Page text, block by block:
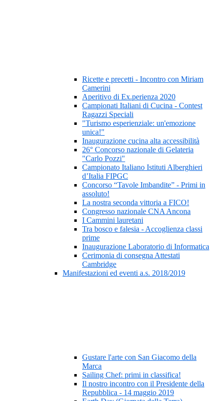
Ricette e precetti - Incontro con Miriam
Camerini
Aperitivo di Ex.perienza 2020
Campionati Italiani di Cucina - Contest
Ragazzi Speciali
"Turismo esperienziale: un'emozione
unica!"
Inaugurazione cucina alta accessibilità
26° Concorso nazionale di Gelateria
"Carlo Pozzi"
Campionato Italiano Istituti Alberghieri
d’Italia FIPGC
Concorso “Tavole Imbandite” - Primi in
assoluto!
La nostra seconda vittoria a FICO!
Congresso nazionale CNA Ancona
I Cammini lauretani
Tra bosco e falesia - Accoglienza classi
prime
Inaugurazione Laboratorio di Informatica
Cerimonia di consegna Attestati
Cambridge
Manifestazioni ed eventi a.s. 2018/2019
Gustare l'arte con San Giacomo della
Marca
Sailing Chef: primi in classifica!
Il nostro incontro con il Presidente della
Repubblica - 14 maggio 2019